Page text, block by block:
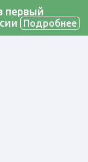
первый
Подробнее